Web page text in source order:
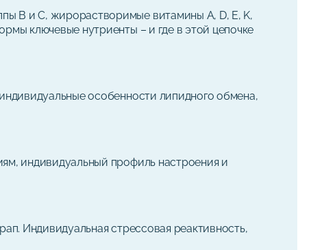
B и C, жирорастворимые витамины A, D, E, K,
ключевые нутриенты – и где в этой цепочке
особенности липидного обмена,
индивидуальный профиль настроения и
Индивидуальная стрессовая реактивность,